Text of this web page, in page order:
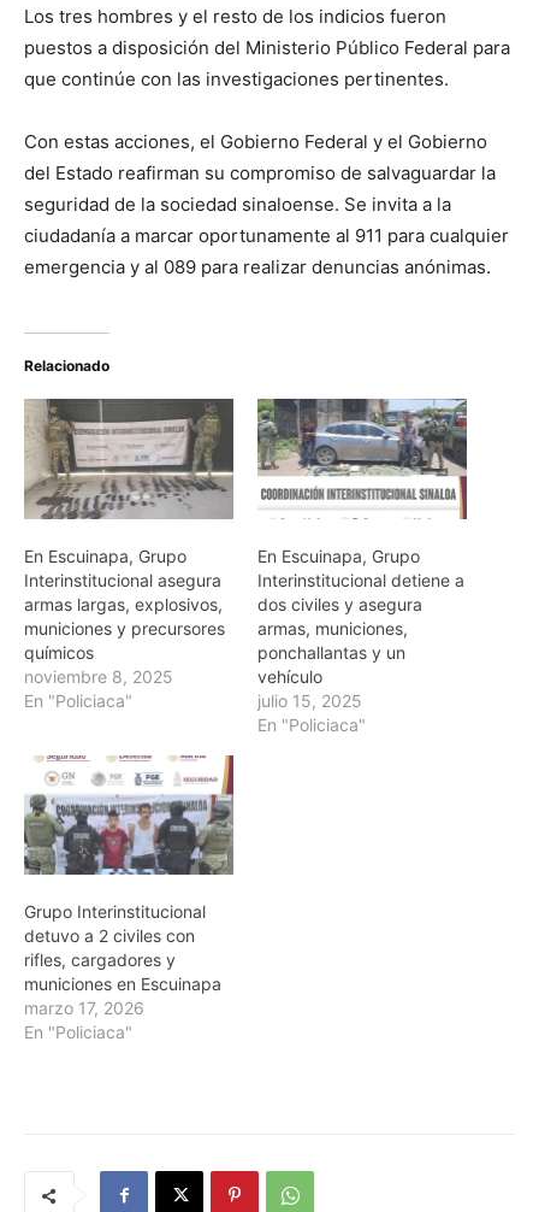
Los tres hombres y el resto de los indicios fueron
puestos a disposición del Ministerio Público Federal para
que continúe con las investigaciones pertinentes.
Con estas acciones, el Gobierno Federal y el Gobierno
del Estado reafirman su compromiso de salvaguardar la
seguridad de la sociedad sinaloense. Se invita a la
ciudadanía a marcar oportunamente al 911 para cualquier
emergencia y al 089 para realizar denuncias anónimas.
Relacionado
En Escuinapa, Grupo
Interinstitucional asegura
armas largas, explosivos,
municiones y precursores
químicos
noviembre 8, 2025
En "Policiaca"
En Escuinapa, Grupo
Interinstitucional detiene a
dos civiles y asegura
armas, municiones,
ponchallantas y un
vehículo
julio 15, 2025
En "Policiaca"
Grupo Interinstitucional
detuvo a 2 civiles con
rifles, cargadores y
municiones en Escuinapa
marzo 17, 2026
En "Policiaca"